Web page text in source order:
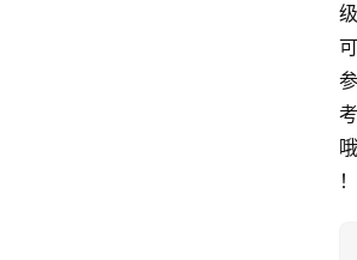
级
可
参
考
哦
！